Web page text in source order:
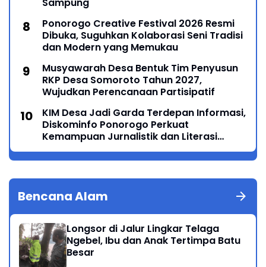
Sampung
Ponorogo Creative Festival 2026 Resmi
Dibuka, Suguhkan Kolaborasi Seni Tradisi
dan Modern yang Memukau
Musyawarah Desa Bentuk Tim Penyusun
RKP Desa Somoroto Tahun 2027,
Wujudkan Perencanaan Partisipatif
KIM Desa Jadi Garda Terdepan Informasi,
Diskominfo Ponorogo Perkuat
Kemampuan Jurnalistik dan Literasi
Digital
Bencana Alam
Longsor di Jalur Lingkar Telaga
Ngebel, Ibu dan Anak Tertimpa Batu
Besar